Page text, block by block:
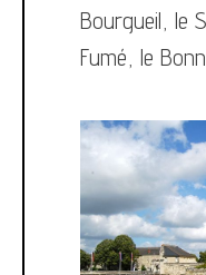
Bourgueil, le
Fumé, le